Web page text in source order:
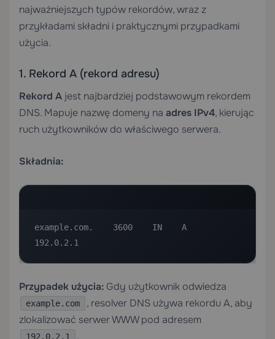
najważniejszych typów rekordów, wraz z
przykładami składni i praktycznymi przypadkami
użycia.
1. Rekord A (rekord adresu)
Rekord A jest najbardziej podstawowym rekordem
DNS. Mapuje nazwę domeny na adres IPv4, kierując
ruch użytkowników do właściwego serwera.
Składnia:
example.com.    3600    IN    A
192.0.2.1
Przypadek użycia: Gdy użytkownik odwiedza
example.com
, resolver DNS używa rekordu A, aby
zlokalizować serwer WWW pod adresem
192.0.2.1 .